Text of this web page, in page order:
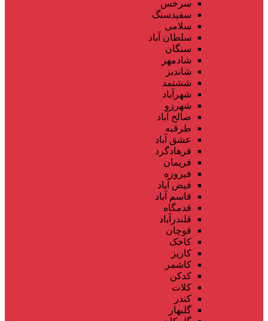
سرخس
سفیدسنگ
سلامی
سلطان آباد
سنگان
شادمهر
شاندیز
ششتمد
شهرآباد
شهرزو
صالح آباد
طرقبه
عشق آباد
فرهادگرد
فریمان
فیروزه
فیض آباد
قاسم آباد
قدمگاه
قلندرآباد
قوچان
کاخک
کاریز
کاشمر
کدکن
کلات
کندر
گلبهار